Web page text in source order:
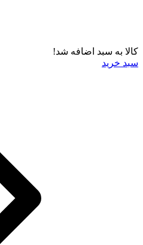
کالا به سبد اضافه شد!
سبد خرید